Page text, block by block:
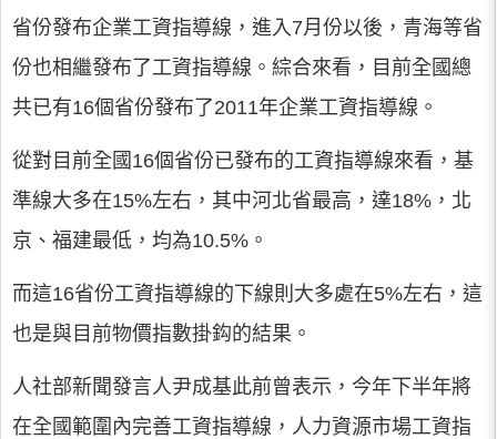
省份發布企業工資指導線，進入7月份以後，青海等省
份也相繼發布了工資指導線。綜合來看，目前全國總
共已有16個省份發布了2011年企業工資指導線。
從對目前全國16個省份已發布的工資指導線來看，基
準線大多在15%左右，其中河北省最高，達18%，北
京、福建最低，均為10.5%。
而這16省份工資指導線的下線則大多處在5%左右，這
也是與目前物價指數掛鈎的結果。
人社部新聞發言人尹成基此前曾表示，今年下半年將
在全國範圍內完善工資指導線，人力資源市場工資指